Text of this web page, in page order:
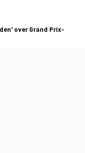
over Grand Prix-